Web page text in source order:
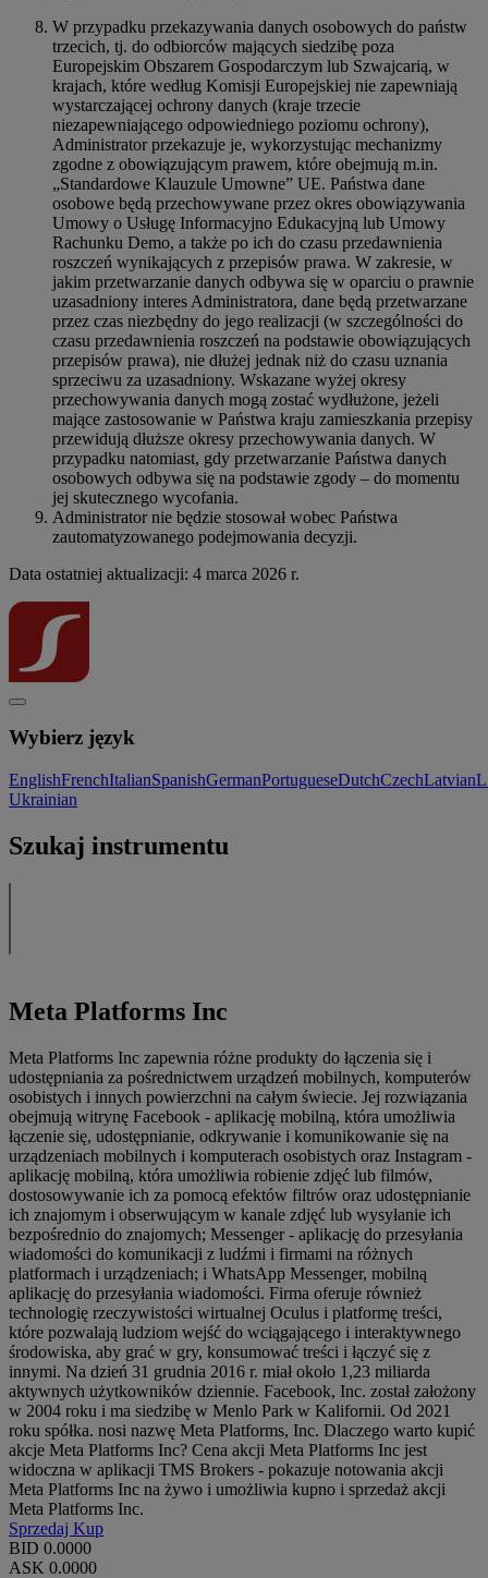
W przypadku przekazywania danych osobowych do państw
trzecich, tj. do odbiorców mających siedzibę poza
Europejskim Obszarem Gospodarczym lub Szwajcarią, w
krajach, które według Komisji Europejskiej nie zapewniają
wystarczającej ochrony danych (kraje trzecie
niezapewniającego odpowiedniego poziomu ochrony),
Administrator przekazuje je, wykorzystując mechanizmy
zgodne z obowiązującym prawem, które obejmują m.in.
„Standardowe Klauzule Umowne” UE. Państwa dane
osobowe będą przechowywane przez okres obowiązywania
Umowy o Usługę Informacyjno Edukacyjną lub Umowy
Rachunku Demo, a także po ich do czasu przedawnienia
roszczeń wynikających z przepisów prawa. W zakresie, w
jakim przetwarzanie danych odbywa się w oparciu o prawnie
uzasadniony interes Administratora, dane będą przetwarzane
przez czas niezbędny do jego realizacji (w szczególności do
czasu przedawnienia roszczeń na podstawie obowiązujących
przepisów prawa), nie dłużej jednak niż do czasu uznania
sprzeciwu za uzasadniony. Wskazane wyżej okresy
przechowywania danych mogą zostać wydłużone, jeżeli
mające zastosowanie w Państwa kraju zamieszkania przepisy
przewidują dłuższe okresy przechowywania danych. W
przypadku natomiast, gdy przetwarzanie Państwa danych
osobowych odbywa się na podstawie zgody – do momentu
jej skutecznego wycofania.
Administrator nie będzie stosował wobec Państwa
zautomatyzowanego podejmowania decyzji.
Data ostatniej aktualizacji: 4 marca 2026 r.
Wybierz język
EnglishFrenchItalianSpanishGermanPortugueseDutchCzechLatvian
Ukrainian
Szukaj instrumentu
Meta Platforms Inc
Meta Platforms Inc zapewnia różne produkty do łączenia się i
udostępniania za pośrednictwem urządzeń mobilnych, komputerów
osobistych i innych powierzchni na całym świecie. Jej rozwiązania
obejmują witrynę Facebook - aplikację mobilną, która umożliwia
łączenie się, udostępnianie, odkrywanie i komunikowanie się na
urządzeniach mobilnych i komputerach osobistych oraz Instagram -
aplikację mobilną, która umożliwia robienie zdjęć lub filmów,
dostosowywanie ich za pomocą efektów filtrów oraz udostępnianie
ich znajomym i obserwującym w kanale zdjęć lub wysyłanie ich
bezpośrednio do znajomych; Messenger - aplikację do przesyłania
wiadomości do komunikacji z ludźmi i firmami na różnych
platformach i urządzeniach; i WhatsApp Messenger, mobilną
aplikację do przesyłania wiadomości. Firma oferuje również
technologię rzeczywistości wirtualnej Oculus i platformę treści,
które pozwalają ludziom wejść do wciągającego i interaktywnego
środowiska, aby grać w gry, konsumować treści i łączyć się z
innymi. Na dzień 31 grudnia 2016 r. miał około 1,23 miliarda
aktywnych użytkowników dziennie. Facebook, Inc. został założony
w 2004 roku i ma siedzibę w Menlo Park w Kalifornii. Od 2021
roku spółka. nosi nazwę Meta Platforms, Inc. Dlaczego warto kupić
akcje Meta Platforms Inc? Cena akcji Meta Platforms Inc jest
widoczna w aplikacji TMS Brokers - pokazuje notowania akcji
Meta Platforms Inc na żywo i umożliwia kupno i sprzedaż akcji
Meta Platforms Inc.
Sprzedaj Kup
BID 0.0000
ASK 0.0000